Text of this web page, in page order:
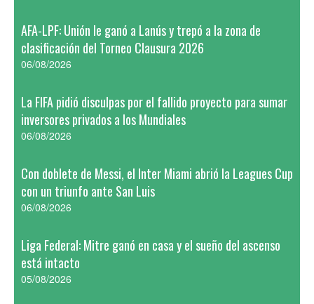
AFA-LPF: Unión le ganó a Lanús y trepó a la zona de
clasificación del Torneo Clausura 2026
06/08/2026
La FIFA pidió disculpas por el fallido proyecto para sumar
inversores privados a los Mundiales
06/08/2026
Con doblete de Messi, el Inter Miami abrió la Leagues Cup
con un triunfo ante San Luis
06/08/2026
Liga Federal: Mitre ganó en casa y el sueño del ascenso
está intacto
05/08/2026